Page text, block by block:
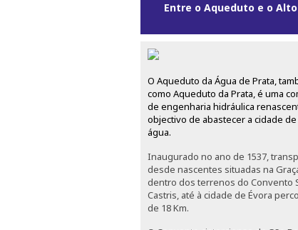
Entre o Aqueduto e o
O Aqueduto da Água de Prata,
como Aqueduto da Prata, é uma
de engenharia hidráulica
objectivo de abastecer a cidade de
água.
Inaugurado no ano de 1537,
desde nascentes situadas na
dentro dos terrenos do Convento
Castris, até à cidade de Évora
de 18 Km.